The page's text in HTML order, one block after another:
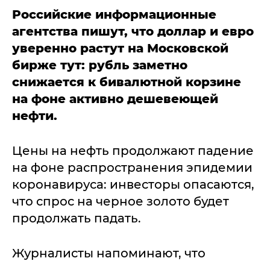
Российские информационные
агентства пишут, что доллар и евро
уверенно растут на Московской
бирже тут: рубль заметно
снижается к бивалютной корзине
на фоне активно дешевеющей
нефти.
Цены на нефть продолжают падение
на фоне распространения эпидемии
коронавируса: инвесторы опасаются,
что спрос на черное золото будет
продолжать падать.
Журналисты напоминают, что